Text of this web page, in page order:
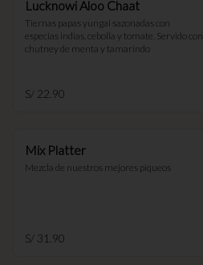
Lucknowi Aloo Chaat
Tiernas papas yungai sazonadas con
especias indias, cebolla y tomate. Servido con
chutney de menta y tamarindo
S/ 22.90
Mix Platter
Mezcla de nuestros mejores piqueos
S/ 31.90